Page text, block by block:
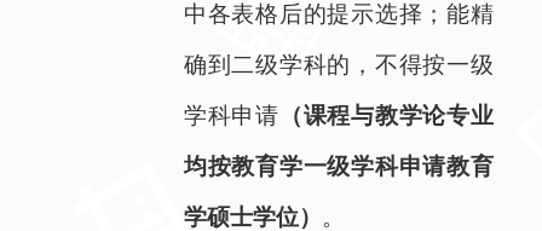
中各表格后的提示选择；能精
确到二级学科的，不得按一级
学科申请 （课程与教学论专业
均按教育学一级学科申请教育
学硕士学位） 。